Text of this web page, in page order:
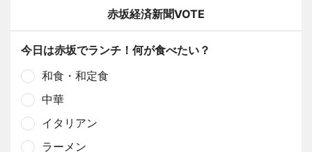
赤坂経済新聞VOTE
今日は赤坂でランチ！何が食べたい？
和食・和定食
中華
イタリアン
ラーメン